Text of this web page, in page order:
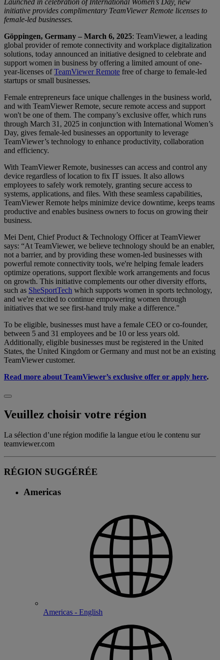
initiative provides complimentary TeamViewer Remote licenses to
female-led businesses.
Göppingen, Germany – March 6, 2025: TeamViewer, a leading
global provider of remote connectivity and workplace digitalization
solutions, today announced an initiative designed to celebrate and
support women in business by offering a limited amount of one-
year-licenses ofTeamViewer Remote free of charge to female-led
startups or small businesses.
Female entrepreneurs face unique challenges in the business world,
and with TeamViewer Remote, secure remote access and support
won't be one of them. The company’s exclusive offer, which runs
through March 31, 2025 in conjunction with International Women’s
Day, gives female-led businesses an opportunity to leverage
TeamViewer’s technology to enhance productivity, collaboration
and efficiency.
With TeamViewer Remote, businesses can access and control any
device regardless of location to fix IT issues. It also allows
employees to safely work remotely, granting secure access to
systems, applications, and files. With these seamless capabilities,
TeamViewer Remote helps minimize device downtime, keeps teams
productive and enables business owners to focus on growing their
business.
Mei Dent, Chief Product & Technology Officer at TeamViewer
says: “At TeamViewer, we believe technology should be an enabler,
not a barrier, and by providing these women-led businesses with
powerful remote connectivity tools, we're helping female leaders
optimize operations, support flexible work arrangements and focus
on growth. This initiative complements our other diversity efforts,
such as SheSportTech which supports women in sports technology,
and we're excited to continue empowering women through
initiatives that we see first-hand truly make a difference."
To be eligible, businesses must have a female CEO or co-founder,
between 5 and 31 employees and be 10 or less years old.
Additionally, eligible businesses must be registered in the United
States, the United Kingdom or Germany and must not be an existing
TeamViewer customer.
Read more about TeamViewer’s exclusive offer or apply here.
Veuillez choisir votre région
La sélection d’une région modifie la langue et/ou le contenu sur
teamviewer.com
RÉGION SUGGÉRÉE
Americas
Americas - English